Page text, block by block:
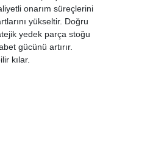
onarım süreçlerini
yükseltir. Doğru
yedek parça stoğu
gücünü artırır.
kılar.